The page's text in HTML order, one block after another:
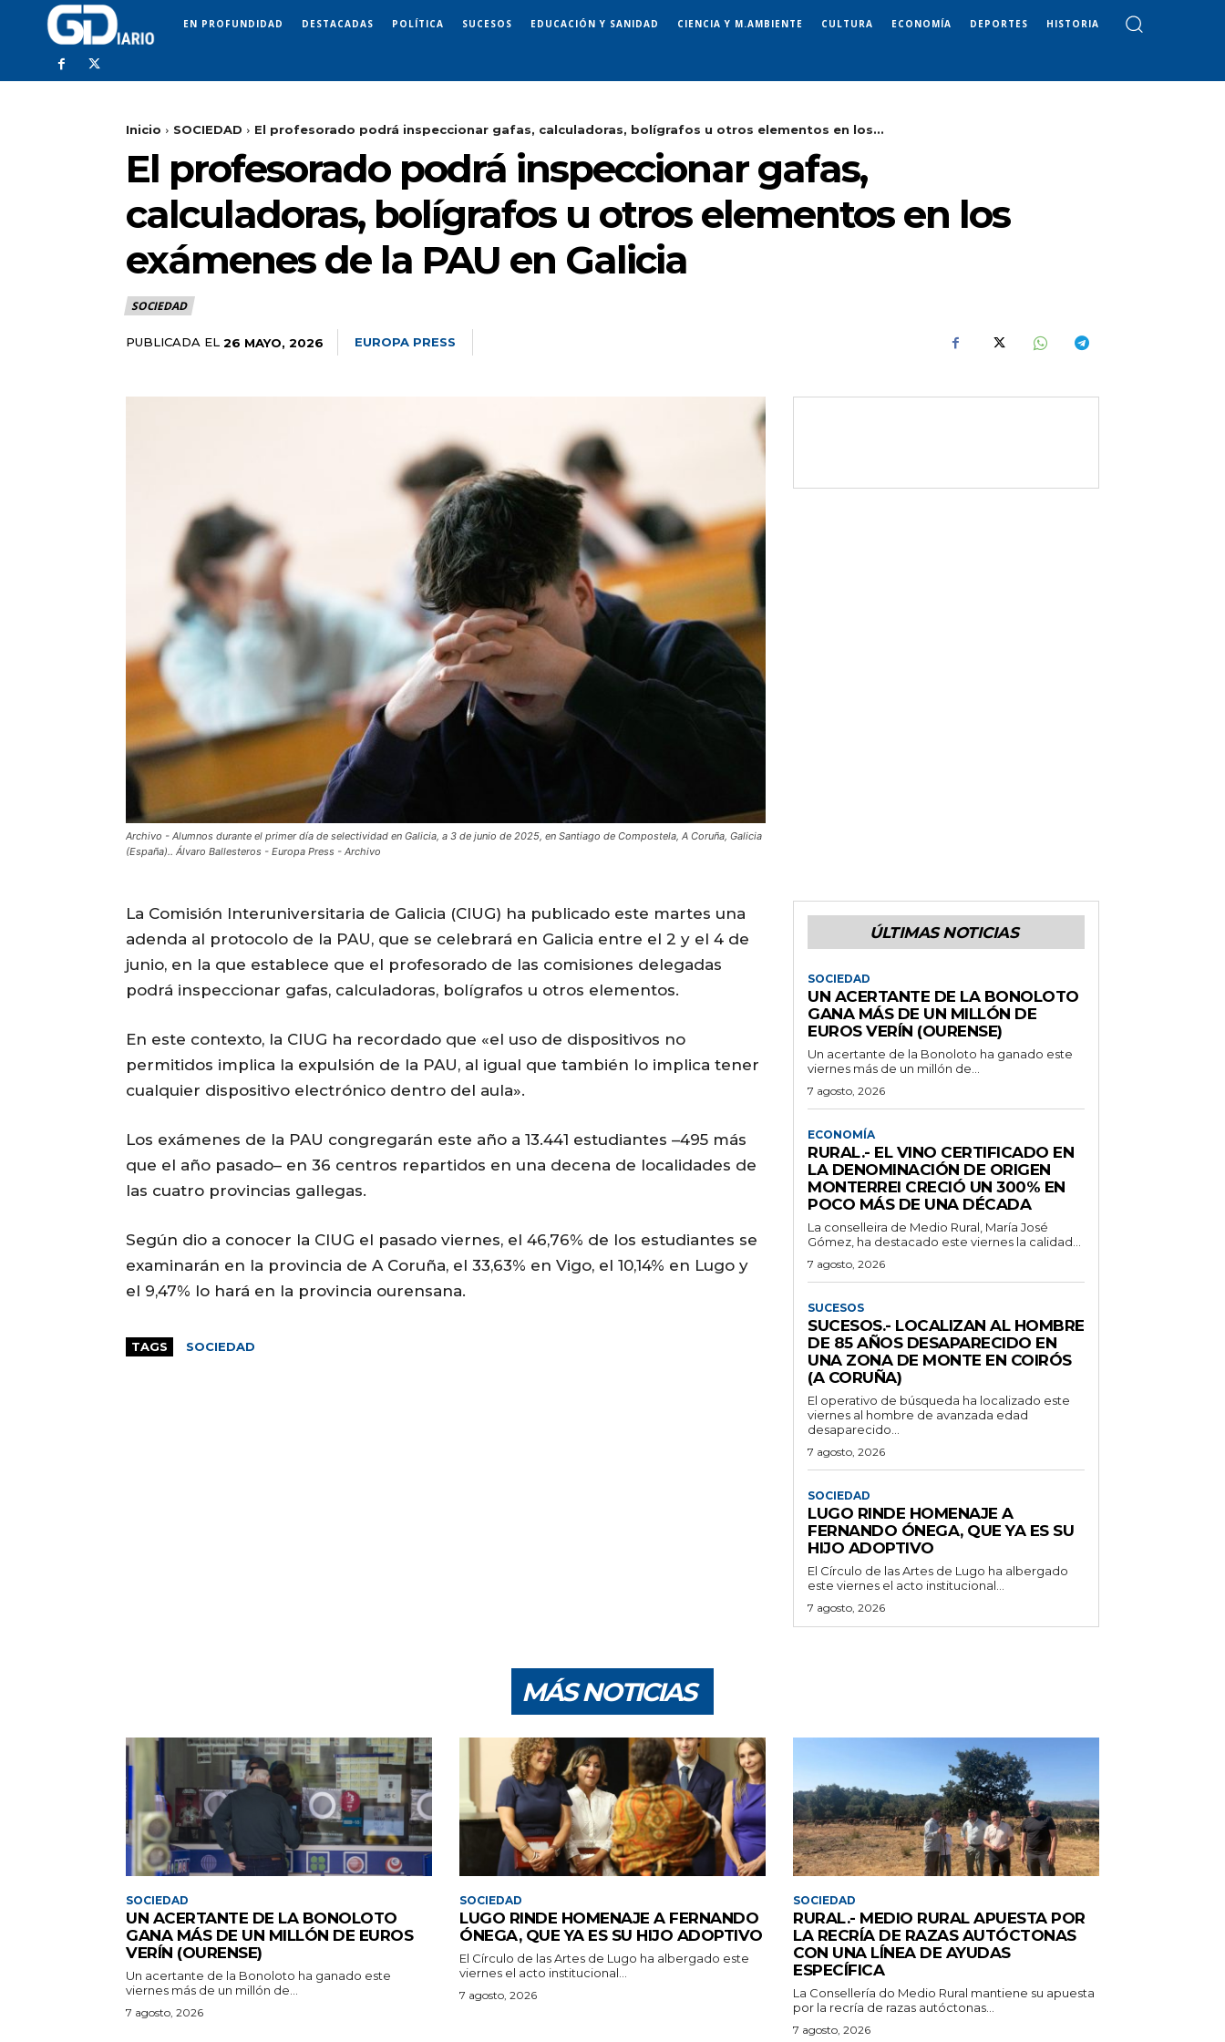
EN PROFUNDIDAD DESTACADAS POLÍTICA SUCESOS EDUCACIÓN Y SANIDAD CIENCIA Y M.AMBIENTE CULTURA ECONOMÍA DEPORTES HISTORIA
Inicio SOCIEDAD El profesorado podrá inspeccionar gafas, calculadoras, bolígrafos u otros elementos en los...
El profesorado podrá inspeccionar gafas,
calculadoras, bolígrafos u otros elementos en los
exámenes de la PAU en Galicia
SOCIEDAD
PUBLICADA EL 26 MAYO, 2026 EUROPA PRESS
Archivo - Alumnos durante el primer día de selectividad en Galicia, a 3 de junio de 2025, en Santiago de Compostela, A Coruña, Galicia
(España).. Álvaro Ballesteros - Europa Press - Archivo
La Comisión Interuniversitaria de Galicia (CIUG) ha publicado este martes una
adenda al protocolo de la PAU, que se celebrará en Galicia entre el 2 y el 4 de
junio, en la que establece que el profesorado de las comisiones delegadas
podrá inspeccionar gafas, calculadoras, bolígrafos u otros elementos.
En este contexto, la CIUG ha recordado que «el uso de dispositivos no
permitidos implica la expulsión de la PAU, al igual que también lo implica tener
cualquier dispositivo electrónico dentro del aula».
Los exámenes de la PAU congregarán este año a 13.441 estudiantes –495 más
que el año pasado– en 36 centros repartidos en una decena de localidades de
las cuatro provincias gallegas.
Según dio a conocer la CIUG el pasado viernes, el 46,76% de los estudiantes se
examinarán en la provincia de A Coruña, el 33,63% en Vigo, el 10,14% en Lugo y
el 9,47% lo hará en la provincia ourensana.
TAGS SOCIEDAD
ÚLTIMAS NOTICIAS
SOCIEDAD
UN ACERTANTE DE LA BONOLOTO
GANA MÁS DE UN MILLÓN DE
EUROS VERÍN (OURENSE)
Un acertante de la Bonoloto ha ganado este
viernes más de un millón de...
7 agosto, 2026
ECONOMÍA
RURAL.- EL VINO CERTIFICADO EN
LA DENOMINACIÓN DE ORIGEN
MONTERREI CRECIÓ UN 300% EN
POCO MÁS DE UNA DÉCADA
La conselleira de Medio Rural, María José
Gómez, ha destacado este viernes la calidad...
7 agosto, 2026
SUCESOS
SUCESOS.- LOCALIZAN AL HOMBRE
DE 85 AÑOS DESAPARECIDO EN
UNA ZONA DE MONTE EN COIRÓS
(A CORUÑA)
El operativo de búsqueda ha localizado este
viernes al hombre de avanzada edad
desaparecido...
7 agosto, 2026
SOCIEDAD
LUGO RINDE HOMENAJE A
FERNANDO ÓNEGA, QUE YA ES SU
HIJO ADOPTIVO
El Círculo de las Artes de Lugo ha albergado
este viernes el acto institucional...
7 agosto, 2026
MÁS NOTICIAS
SOCIEDAD
UN ACERTANTE DE LA BONOLOTO
GANA MÁS DE UN MILLÓN DE EUROS
VERÍN (OURENSE)
Un acertante de la Bonoloto ha ganado este
viernes más de un millón de...
7 agosto, 2026
SOCIEDAD
LUGO RINDE HOMENAJE A FERNANDO
ÓNEGA, QUE YA ES SU HIJO ADOPTIVO
El Círculo de las Artes de Lugo ha albergado este
viernes el acto institucional...
7 agosto, 2026
SOCIEDAD
RURAL.- MEDIO RURAL APUESTA POR
LA RECRÍA DE RAZAS AUTÓCTONAS
CON UNA LÍNEA DE AYUDAS
ESPECÍFICA
La Consellería do Medio Rural mantiene su apuesta
por la recría de razas autóctonas...
7 agosto, 2026